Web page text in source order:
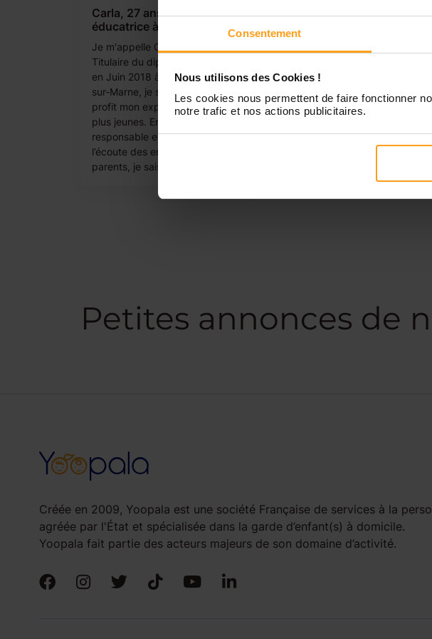
Consentement
Nous utilisons des Cookies !
Les cookies nous permettent de faire fonctionner
notre trafic et nos actions publicitaires.
Carla, 27 ans, monitrice
éducatrice à votre service
Je m'appelle Carla, j'ai 27 ans.
Titulaire du diplôme d’Etat obtenu
en Juin 2018 à l’IRTS de Neuilly-
sur-Marne, je souhaite mettre à
profit mon expérience auprès des
plus jeunes. Enthousiaste,
responsable et sociable, Je suis à
l’écoute des enfants et des
parents, je sais les tenir informés...
Petites annonces de
Créée en 2009, Yoopala est une société Française de services à la
agréée par l'État et spécialisée dans la garde d’enfant(s) à domicile.
Yoopala fait partie des acteurs majeurs de son domaine d’activité.